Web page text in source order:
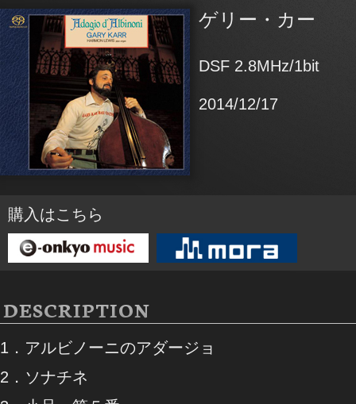
ゲリー・カー
DSF 2.8MHz/1bit
2014/12/17
購入はこちら
DESCRIPTION
1．アルビノーニのアダージョ
2．ソナチネ